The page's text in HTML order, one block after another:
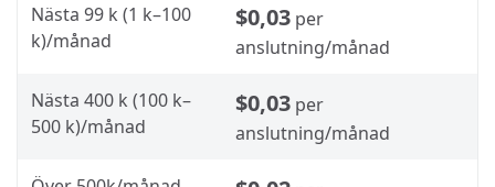
Nästa 99 k (1 k–100
k)/månad
$0,03 per
anslutning/månad
Nästa 400 k (100 k–
500 k)/månad
$0,03 per
anslutning/månad